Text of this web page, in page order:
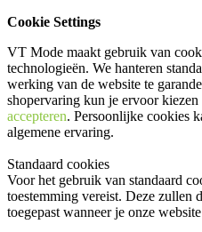
Cookie Settings
VT Mode maakt gebruik van
technologieën. We hanteren
werking van de website te
shopervaring kun je ervoor
accepteren. Persoonlijke cookies
algemene ervaring.
Standaard cookies
Voor het gebruik van standaard
toestemming vereist. Deze zullen
toegepast wanneer je onze